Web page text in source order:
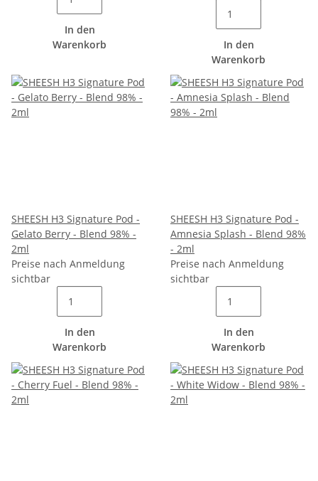
In den
Warenkorb
In den
Warenkorb
SHEESH H3 Signature Pod -
Gelato Berry - Blend 98% -
2ml
Preise nach Anmeldung
sichtbar
In den
Warenkorb
SHEESH H3 Signature Pod -
Amnesia Splash - Blend 98%
- 2ml
Preise nach Anmeldung
sichtbar
In den
Warenkorb